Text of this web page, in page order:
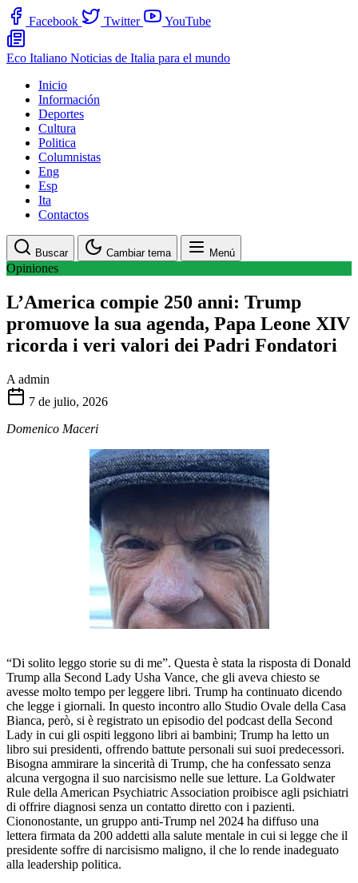
Facebook Twitter YouTube
Eco Italiano Noticias de Italia para el mundo
Inicio
Información
Deportes
Cultura
Politica
Columnistas
Eng
Esp
Ita
Contactos
Buscar Cambiar tema Menú
Opiniones
L’America compie 250 anni: Trump
promuove la sua agenda, Papa Leone XIV
ricorda i veri valori dei Padri Fondatori
A admin
7 de julio, 2026
Domenico Maceri
“Di solito leggo storie su di me”. Questa è stata la risposta di Donald
Trump alla Second Lady Usha Vance, che gli aveva chiesto se
avesse molto tempo per leggere libri. Trump ha continuato dicendo
che legge i giornali. In questo incontro allo Studio Ovale della Casa
Bianca, però, si è registrato un episodio del podcast della Second
Lady in cui gli ospiti leggono libri ai bambini; Trump ha letto un
libro sui presidenti, offrendo battute personali sui suoi predecessori.
Bisogna ammirare la sincerità di Trump, che ha confessato senza
alcuna vergogna il suo narcisismo nelle sue letture. La Goldwater
Rule della American Psychiatric Association proibisce agli psichiatri
di offrire diagnosi senza un contatto diretto con i pazienti.
Ciononostante, un gruppo anti-Trump nel 2024 ha diffuso una
lettera firmata da 200 addetti alla salute mentale in cui si legge che il
presidente soffre di narcisismo maligno, il che lo rende inadeguato
alla leadership politica.